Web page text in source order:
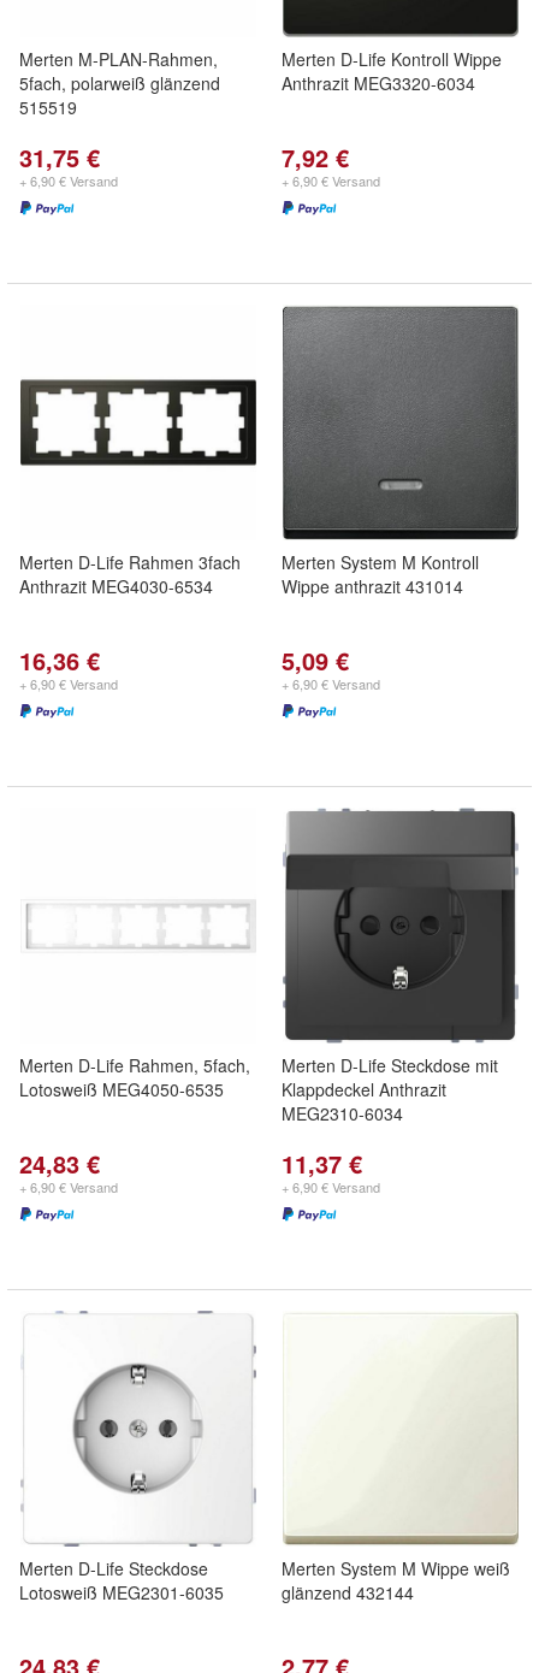
Merten M-PLAN-Rahmen,
5fach, polarweiß glänzend
515519
31,75 €
+ 6,90 € Versand
Merten D-Life Kontroll Wippe
Anthrazit MEG3320-6034
7,92 €
+ 6,90 € Versand
Merten D-Life Rahmen 3fach
Anthrazit MEG4030-6534
16,36 €
+ 6,90 € Versand
Merten System M Kontroll
Wippe anthrazit 431014
5,09 €
+ 6,90 € Versand
Merten D-Life Rahmen, 5fach,
Lotosweiß MEG4050-6535
24,83 €
+ 6,90 € Versand
Merten D-Life Steckdose mit
Klappdeckel Anthrazit
MEG2310-6034
11,37 €
+ 6,90 € Versand
Merten D-Life Steckdose
Lotosweiß MEG2301-6035
Merten System M Wippe weiß
glänzend 432144